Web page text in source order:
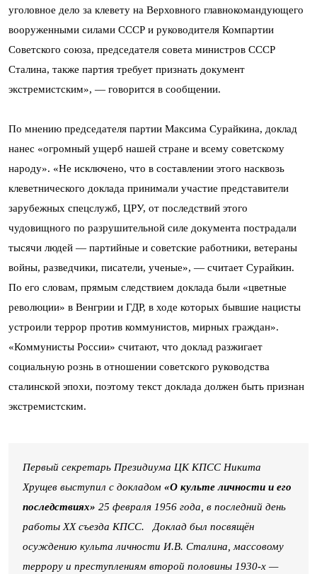
уголовное дело за клевету на Верховного главнокомандующего
вооруженными силами СССР и руководителя Компартии
Советского союза, председателя совета министров СССР
Сталина, также партия требует признать документ
экстремистским», — говорится в сообщении.
По мнению председателя партии Максима Сурайкина, доклад
нанес «огромный ущерб нашей стране и всему советскому
народу». «Не исключено, что в составлении этого насквозь
клеветнического доклада принимали участие представители
зарубежных спецслужб, ЦРУ, от последствий этого
чудовищного по разрушительной силе документа пострадали
тысячи людей — партийные и советские работники, ветераны
войны, разведчики, писатели, ученые», — считает Сурайкин.
По его словам, прямым следствием доклада были «цветные
революции» в Венгрии и ГДР, в ходе которых бывшие нацисты
устроили террор против коммунистов, мирных граждан».
«Коммунисты России» считают, что доклад разжигает
социальную рознь в отношении советского руководства
сталинской эпохи, поэтому текст доклада должен быть признан
экстремистским.
Первый секретарь Президиума ЦК КПСС Никита
Хрущев выступил с докладом «О культе личности и его
последствиях» 25 февраля 1956 года, в последний день
работы XX съезда КПСС. Доклад был посвящён
осуждению культа личности И.В. Сталина, массовому
террору и преступлениям второй половины 1930-х —